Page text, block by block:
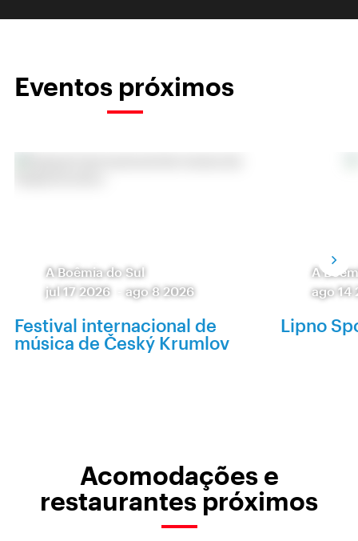
Eventos próximos
A Boêmia do Sul
jul 17 2026
-ago 8 2026
Festival internacional de
música de Český Krumlov
A
ago 14
Lipno
Acomodações e
restaurantes próximos